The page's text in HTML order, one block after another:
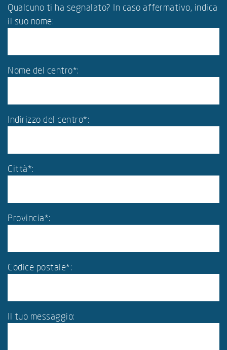
Qualcuno ti ha segnalato? In caso affermativo, indica
il suo nome:
Nome del centro*:
Indirizzo del centro*:
Città*:
Provincia*:
Codice postale*:
Il tuo messaggio: